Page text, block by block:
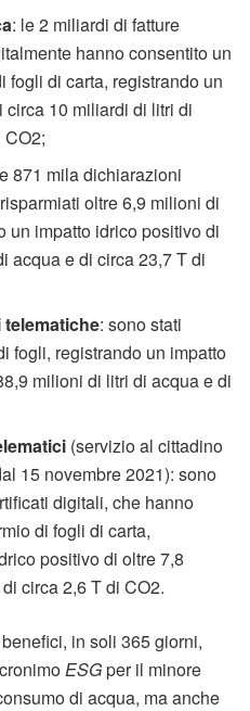
: le 2 miliardi di fatture
hanno consentito un
fogli di carta, registrando un
10 miliardi di litri di
871 mila dichiarazioni
oltre 6,9 milioni di
un impatto idrico positivo di
acqua e di circa 23,7 T di
: sono stati
fogli, registrando un impatto
milioni di litri di acqua e di
(servizio al cittadino
15 novembre 2021): sono
digitali, che hanno
di fogli di carta,
positivo di oltre 7,8
circa 2,6 T di CO2.
in soli 365 giorni,
ESGper il minore
di acqua, ma anche